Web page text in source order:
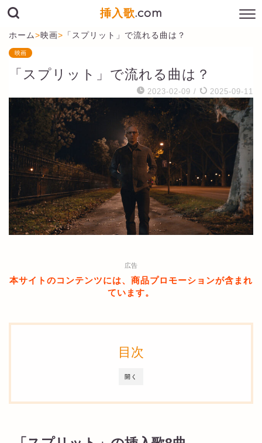
挿入歌.com
ホーム>映画> 「スプリット」で流れる曲は？
映画
「スプリット」で流れる曲は？
2023-02-09 / 2025-09-11
広告
本サイトのコンテンツには、商品プロモーションが含まれ
ています。
開く
目次